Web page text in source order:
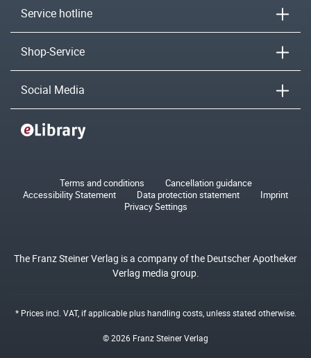
Service hotline
Shop-Service
Social Media
Terms and conditions
Cancellation guidance
Accessibility Statement
Data protection statement
Imprint
Privacy Settings
The Franz Steiner Verlag is a company of the Deutscher Apotheker
Verlag media group.
* Prices incl. VAT, if applicable plushandling costs, unless stated otherwise.
© 2026 Franz Steiner Verlag